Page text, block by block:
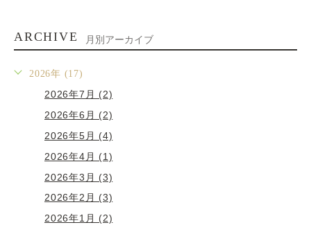
ARCHIVE 月別アーカイブ
2026年 (17)
2026年7月 (2)
2026年6月 (2)
2026年5月 (4)
2026年4月 (1)
2026年3月 (3)
2026年2月 (3)
2026年1月 (2)